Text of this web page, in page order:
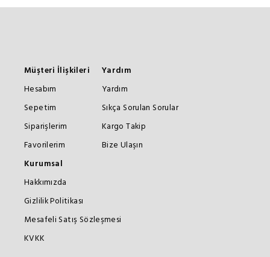
Müşteri İlişkileri
Hesabım
Sepetim
Siparişlerim
Favorilerim
Yardım
Yardım
Sıkça Sorulan Sorular
Kargo Takip
Bize Ulaşın
Kurumsal
Hakkımızda
Gizlilik Politikası
Mesafeli Satış Sözleşmesi
KVKK